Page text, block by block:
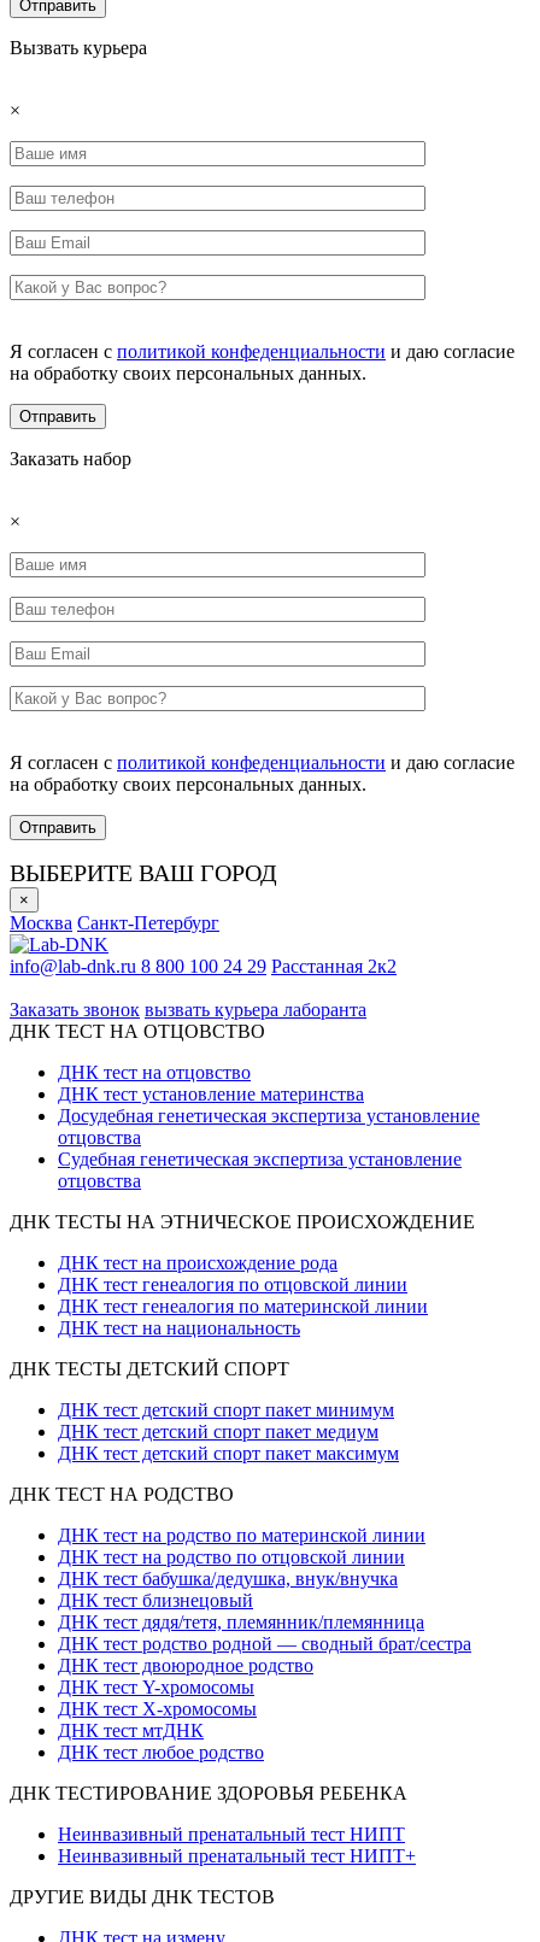
Вызвать курьера
×
Я согласен с политикой конфеденциальности и даю согласие
на обработку своих персональных данных.
Заказать набор
×
Я согласен с политикой конфеденциальности и даю согласие
на обработку своих персональных данных.
ВЫБЕРИТЕ ВАШ ГОРОД
×
Москва Санкт-Петербург
info@lab-dnk.ru 8 800 100 24 29 Расстанная 2к2
Заказать звонок вызвать курьера лаборанта
ДНК ТЕСТ НА ОТЦОВСТВО
ДНК тест на отцовство
ДНК тест установление материнства
Досудебная генетическая экспертиза установление
отцовства
Судебная генетическая экспертиза установление
отцовства
ДНК ТЕСТЫ НА ЭТНИЧЕСКОЕ ПРОИСХОЖДЕНИЕ
ДНК тест на происхождение рода
ДНК тест генеалогия по отцовской линии
ДНК тест генеалогия по материнской линии
ДНК тест на национальность
ДНК ТЕСТЫ ДЕТСКИЙ СПОРТ
ДНК тест детский спорт пакет минимум
ДНК тест детский спорт пакет медиум
ДНК тест детский спорт пакет максимум
ДНК ТЕСТ НА РОДСТВО
ДНК тест на родство по материнской линии
ДНК тест на родство по отцовской линии
ДНК тест бабушка/дедушка, внук/внучка
ДНК тест близнецовый
ДНК тест дядя/тетя, племянник/племянница
ДНК тест родство родной — сводный брат/сестра
ДНК тест двоюродное родство
ДНК тест Y-хромосомы
ДНК тест X-хромосомы
ДНК тест мтДНК
ДНК тест любое родство
ДНК ТЕСТИРОВАНИЕ ЗДОРОВЬЯ РЕБЕНКА
Неинвазивный пренатальный тест НИПТ
Неинвазивный пренатальный тест НИПТ+
ДРУГИЕ ВИДЫ ДНК ТЕСТОВ
ДНК тест на измену